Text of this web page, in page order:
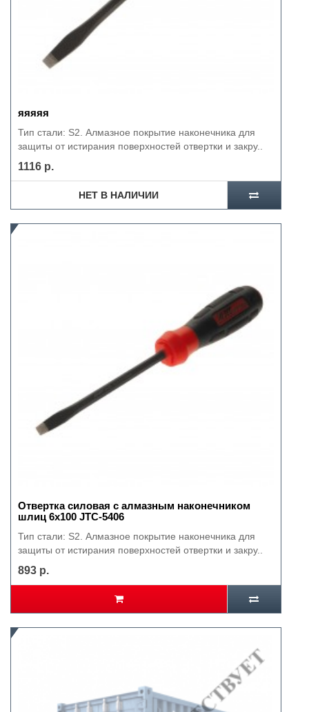
яяяяя
Тип стали: S2. Алмазное покрытие наконечника для
защиты от истирания поверхностей отвертки и закру..
1116 р.
НЕТ В НАЛИЧИИ
Отвертка силовая с алмазным наконечником
шлиц 6х100 JTC-5406
Тип стали: S2. Алмазное покрытие наконечника для
защиты от истирания поверхностей отвертки и закру..
893 р.